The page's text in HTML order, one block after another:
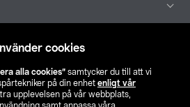
cookies
alla cookies” samtycker du till att vi
på din enhet enligt vår
upplevelsen på vår webbplats,